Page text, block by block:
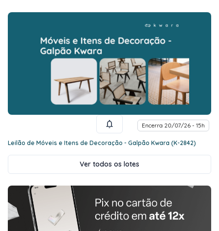
Encerra 20/07/26 - 15h
Leilão de Móveis e Itens de Decoração - Galpão Kwara (K-2842)
Ver todos os lotes